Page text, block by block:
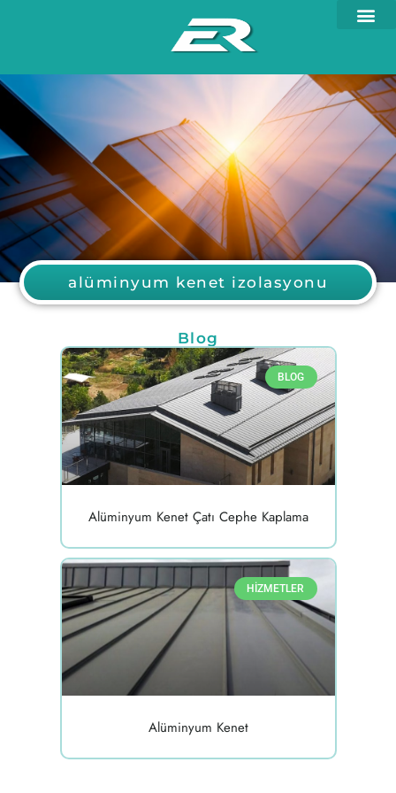
alüminyum kenet izolasyonu
Blog
BLOG
Alüminyum Kenet Çatı Cephe Kaplama
HİZMETLER
Alüminyum Kenet